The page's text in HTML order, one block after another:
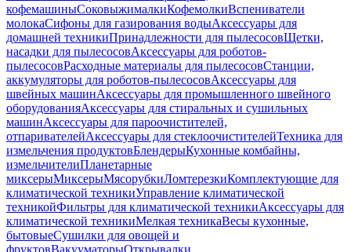
кофемашиныСоковыжималкиКофемолкиВспениватели
молокаСифоны для газирования водыАксессуары для
домашней техникиПринадлежности для пылесосовЩетки,
насадки для пылесосовАксессуары для роботов-
пылесосовРасходные материалы для пылесосовСтанции,
аккумуляторы для роботов-пылесосовАксессуары для
швейных машинАксессуары для промышленного швейного
оборудованияАксессуары для стиральных и сушильных
машинАксессуары для пароочистителей,
отпаривателейАксессуары для стеклоочистителейТехника для
измельчения продуктовБлендерыКухонные комбайны,
измельчителиПланетарные
миксерыМиксерыМясорубкиЛомтерезкиКомплектующие для
климатической техникиУправление климатической
техникойФильтры для климатической техникиАксессуары для
климатической техникиМелкая техникаВесы кухонные,
бытовыеСушилки для овощей и
фруктовВакууматорыОткрывалки,